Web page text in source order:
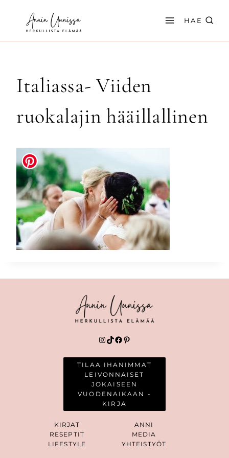
sisältöön
HAE
Italiassa- Viiden
ruokalajin hääillallinen
Instagram
TikTok
Facebook
Pinterest
TILAA IHANIMMAT
LEIVONNAISET
JOKAISEEN
VUODENAIKAAN -
KIRJA
KIRJAT
RESEPTIT
LIFESTYLE
ANNI
MEDIA
YHTEISTYÖT